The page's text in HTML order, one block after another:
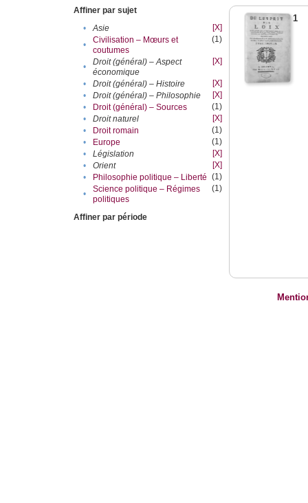
Affiner par sujet
•
Asie
[X]
•
Civilisation – Mœurs et
coutumes
(1)
•
Droit (général) – Aspect
économique
[X]
• Droit (général) – Histoire
[X]
•
Droit (général) – Philosophie
[X]
•
Droit (général) – Sources
(1)
•
Droit naturel
[X]
•
Droit romain
(1)
•
Europe
(1)
•
Législation
[X]
•
Orient
[X]
•
Philosophie politique – Liberté (1)
•
Science politique – Régimes
politiques
(1)
Affiner par période
1